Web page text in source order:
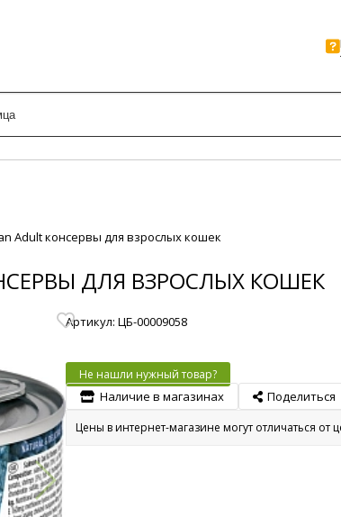
Adult консервы для взрослых кошек
ДЛЯ ВЗРОСЛЫХ КОШЕК
Артикул: ЦБ-00009058
Не нашли нужный товар?
Наличие в магазинах Поделиться
Цены в интернет-магазине могут отличаться от